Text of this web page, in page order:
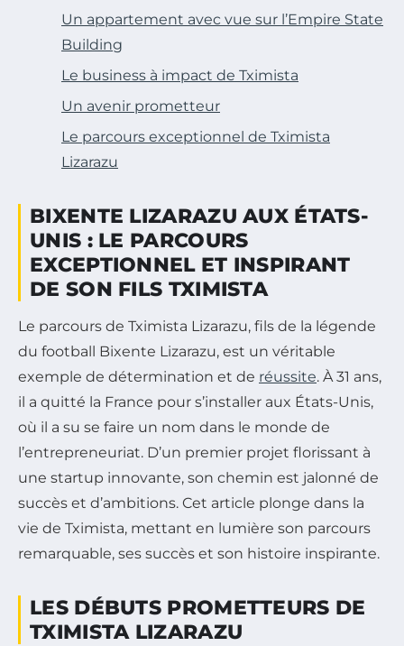
Un appartement avec vue sur l’Empire State
Building
Le business à impact de Tximista
Un avenir prometteur
Le parcours exceptionnel de Tximista
Lizarazu
BIXENTE LIZARAZU AUX ÉTATS-
UNIS : LE PARCOURS
EXCEPTIONNEL ET INSPIRANT
DE SON FILS TXIMISTA
Le parcours de Tximista Lizarazu, fils de la légende
du football Bixente Lizarazu, est un véritable
exemple de détermination et de réussite. À 31 ans,
il a quitté la France pour s’installer aux États-Unis,
où il a su se faire un nom dans le monde de
l’entrepreneuriat. D’un premier projet florissant à
une startup innovante, son chemin est jalonné de
succès et d’ambitions. Cet article plonge dans la
vie de Tximista, mettant en lumière son parcours
remarquable, ses succès et son histoire inspirante.
LES DÉBUTS PROMETTEURS DE
TXIMISTA LIZARAZU